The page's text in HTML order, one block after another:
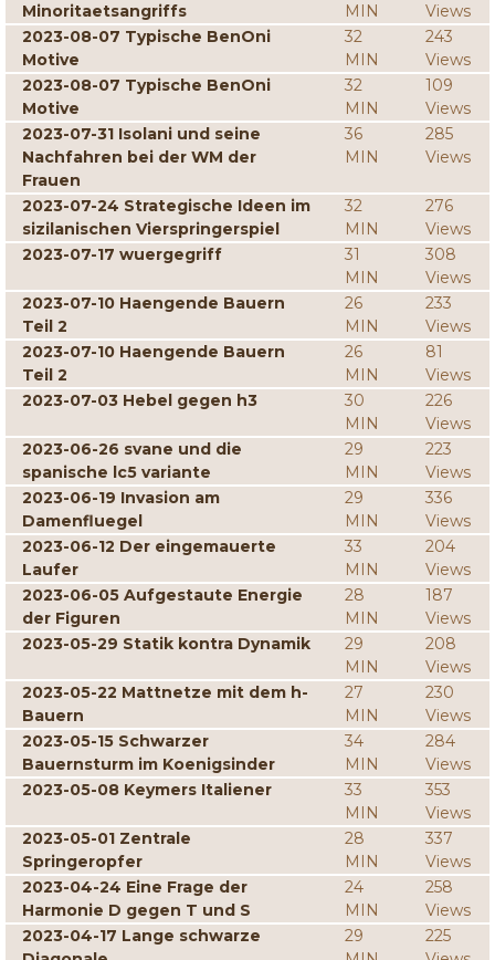
Minoritaetsangriffs
MIN
Views
2023-08-07 Typische BenOni
Motive
32
MIN
243
Views
2023-08-07 Typische BenOni
Motive
32
MIN
109
Views
2023-07-31 Isolani und seine
Nachfahren bei der WM der
Frauen
36
MIN
285
Views
2023-07-24 Strategische Ideen im
sizilanischen Vierspringerspiel
32
MIN
276
Views
2023-07-17 wuergegriff
31
MIN
308
Views
2023-07-10 Haengende Bauern
Teil 2
26
MIN
233
Views
2023-07-10 Haengende Bauern
Teil 2
26
MIN
81
Views
2023-07-03 Hebel gegen h3
30
MIN
226
Views
2023-06-26 svane und die
spanische lc5 variante
29
MIN
223
Views
2023-06-19 Invasion am
Damenfluegel
29
MIN
336
Views
2023-06-12 Der eingemauerte
Laufer
33
MIN
204
Views
2023-06-05 Aufgestaute Energie
der Figuren
28
MIN
187
Views
2023-05-29 Statik kontra Dynamik
29
MIN
208
Views
2023-05-22 Mattnetze mit dem h-
Bauern
27
MIN
230
Views
2023-05-15 Schwarzer
Bauernsturm im Koenigsinder
34
MIN
284
Views
2023-05-08 Keymers Italiener
33
MIN
353
Views
2023-05-01 Zentrale
Springeropfer
28
MIN
337
Views
2023-04-24 Eine Frage der
Harmonie D gegen T und S
24
MIN
258
Views
2023-04-17 Lange schwarze
29
225